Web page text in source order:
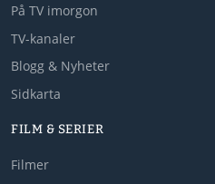
På TV imorgon
TV-kanaler
Blogg & Nyheter
Sidkarta
FILM & SERIER
Filmer